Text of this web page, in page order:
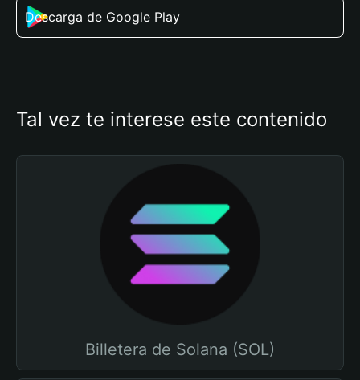
Descarga de Google Play
Tal vez te interese este contenido
Billetera de Solana (SOL)